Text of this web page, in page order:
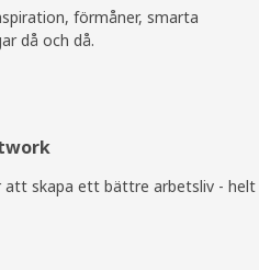
förmåner, smarta
då och då.
skapa ett bättre arbetsliv - helt